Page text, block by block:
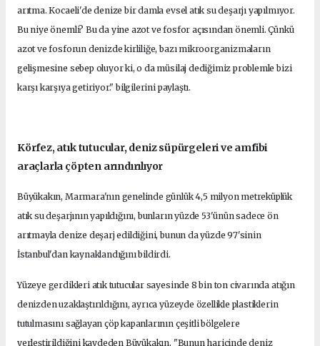
arıtma. Kocaeli'de denize bir damla evsel atık su deşarjı yapılmıyor.
Bu niye önemli? Bu da yine azot ve fosfor açısından önemli. Çünkü
azot ve fosforun denizde kirliliğe, bazı mikroorganizmaların
gelişmesine sebep oluyor ki, o da müsilaj dediğimiz problemle bizi
karşı karşıya getiriyor." bilgilerini paylaştı.
Körfez, atık tutucular, deniz süpürgeleri ve amfibi
araçlarla çöpten arındırılıyor
Büyükakın, Marmara'nın genelinde günlük 4,5 milyon metreküplük
atık su deşarjının yapıldığını, bunların yüzde 53'ünün sadece ön
arıtmayla denize deşarj edildiğini, bunun da yüzde 97'sinin
İstanbul'dan kaynaklandığını bildirdi.
Yüzeye gerdikleri atık tutucular sayesinde 8 bin ton civarında atığın
denizden uzaklaştırıldığını, ayrıca yüzeyde özellikle plastiklerin
tutulmasını sağlayan çöp kapanlarının çeşitli bölgelere
yerleştirildiğini kaydeden Büyükakın, "Bunun haricinde deniz